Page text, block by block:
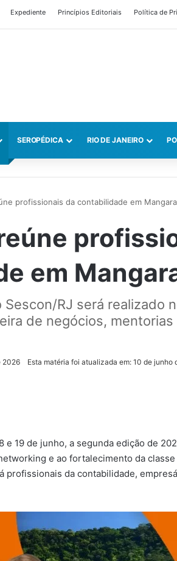
Expediente Princípios Editoriais Política de
SEROPÉDICA RIO DE JANEIRO
profissionais da contabilidade em
em
RJ será realizado
de negócios,
2026
Esta matéria foi atualizada em: 10 de junho
e 19 de junho, a segunda edição de
e ao fortalecimento da
profissionais da contabilidade,